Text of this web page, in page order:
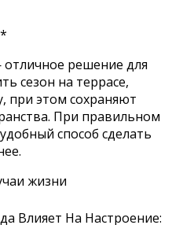
решение для
сезон на террасе,
при этом сохраняют
При правильном
способ сделать
жизни
Влияет На Настроение: